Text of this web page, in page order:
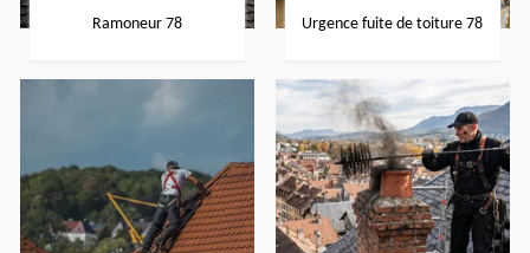
Ramoneur 78 Urgence fuite de toiture 78